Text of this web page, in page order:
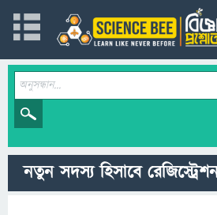
নতুন সদস্য হিসাবে